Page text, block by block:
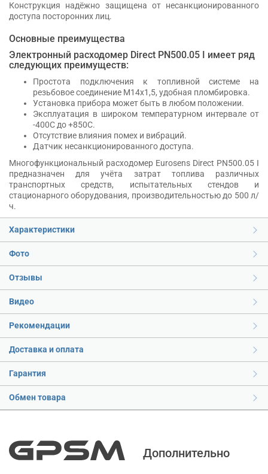
Конструкция надёжно защищена от несанкционированного
доступа посторонних лиц.
Основные преимущества
Электронный расходомер Direct PN500.05 I имеет ряд
следующих преимуществ:
Простота подключения к топливной системе на
резьбовое соединение М14х1,5, удобная пломбировка.
Установка прибора может быть в любом положении.
Эксплуатация в широком температурном интервале от
-400С до +850С.
Отсутствие влияния помех и вибраций.
Датчик несанкционированного доступа.
Многофункциональный расходомер Eurosens Direct PN500.05 I
предназначен для учёта затрат топлива различных
транспортных средств, испытательных стендов и
стационарного оборудования, производительностью до 500 л/
ч.
Характеристики
Фото
Отзывы
Видео
Рекомендации
Доставка и оплата
Гарантия
Обмен товара
Дополнительно